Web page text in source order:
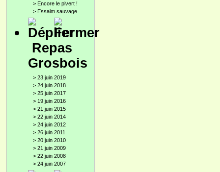
> Encore le pivert !
> Essaim sauvage
Repas
Grosbois
> 23 juin 2019
> 24 juin 2018
> 25 juin 2017
> 19 juin 2016
> 21 juin 2015
> 22 juin 2014
> 24 juin 2012
> 26 juin 2011
> 20 juin 2010
> 21 juin 2009
> 22 juin 2008
> 24 juin 2007